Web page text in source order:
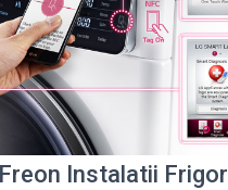
Instalatii